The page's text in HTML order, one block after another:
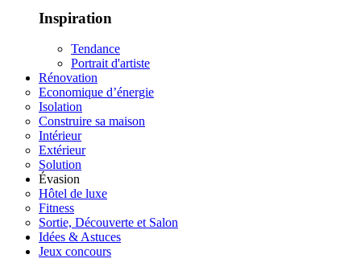
Inspiration
Tendance
Portrait d'artiste
Rénovation
Economique d’énergie
Isolation
Construire sa maison
Intérieur
Extérieur
Solution
Évasion
Hôtel de luxe
Fitness
Sortie, Découverte et Salon
Idées & Astuces
Jeux concours